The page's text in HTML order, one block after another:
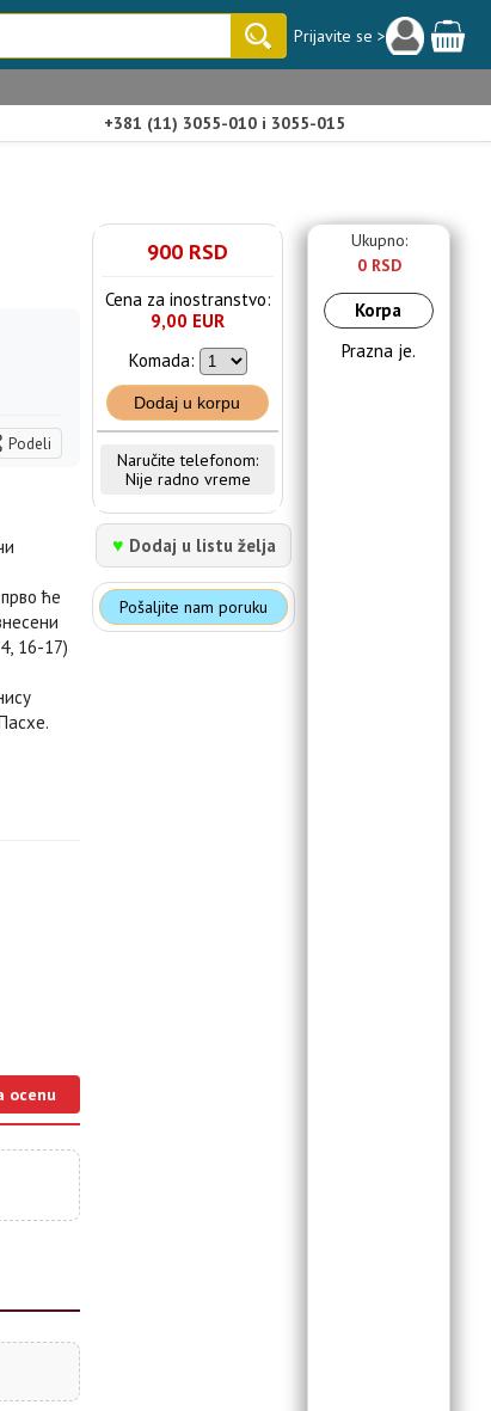
Prijavite se >
+381 (11) 3055-010 i 3055-015
Podeli
ћe
16-17)
ocenu
900 RSD
Cena za inostranstvo:
9,00 EUR
Komada:
Dodaj u korpu
Naručite telefonom:
Nije radno vreme
♥ Dodaj u listu želja
Pošaljite nam poruku
Ukupno:
0 RSD
Korpa
Prazna je.